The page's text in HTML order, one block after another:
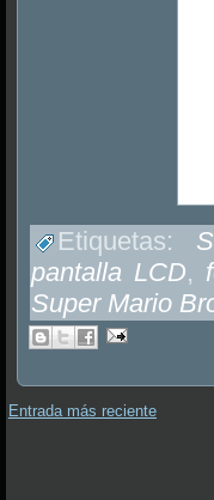
Etiquetas:
pantalla LCD,
Super Mario
Entrada más reciente